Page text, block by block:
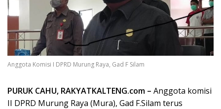
Anggota Komisi I DPRD Murung Raya, Gad F Silam
PURUK CAHU, RAKYATKALTENG.com – Anggota komisi
II DPRD Murung Raya (Mura), Gad F.Silam terus